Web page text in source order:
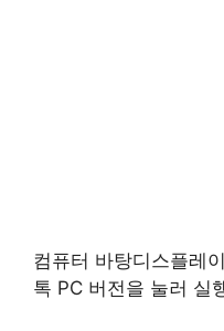
컴퓨터 바탕디스플레
톡 PC 버전을 눌러 실